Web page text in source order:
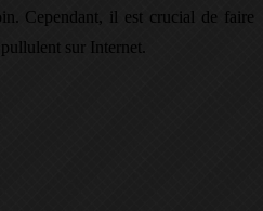
Cependant, il est crucial de faire
sur Internet.